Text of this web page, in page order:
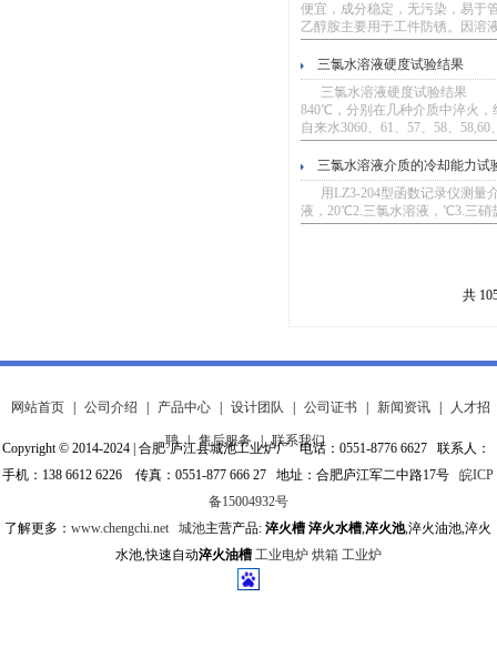
便宜，成分稳定，无污染，易于
乙醇胺主要用于工件防锈。因溶
三氯水溶液硬度试验结果
三氯水溶液硬度试验结果 用
840℃，分别在几种介质中淬火
自来水3060、61、57、58、
三氯水溶液介质的冷却能力试
用LZ3-204型函数记录仪测量
液，20℃2.三氯水溶液，℃3.三
共
网站首页 公司介绍 产品中心 设计团队 公司证书 新闻资讯 人才招
聘 | 售后服务 | 联系我们
Copyright © 2014-2024 | 合肥·庐江县城池工业炉厂 电话：0551-8776 6627 联系人：
手机：138 6612 6226 传真：0551-877 666 27 地址：合肥庐江军二中路17号皖ICP
备15004932号
了解更多：www.chengchi.net 城池主营产品:淬火槽 淬火水槽,淬火池,淬火油池,淬火
水池,快速自动淬火油槽 工业电炉 烘箱 工业炉